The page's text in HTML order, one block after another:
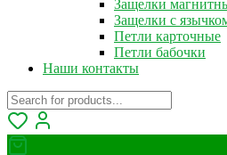
Защелки
Защелки с
Петли карточные
Петли бабочки
Наши контакты